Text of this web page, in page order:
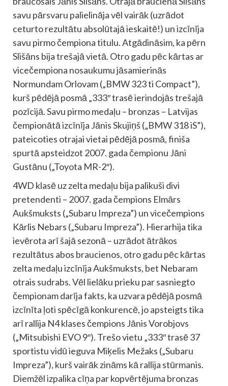
savu pārsvaru palielināja vēl vairāk (uzrādot
ceturto rezultātu absolūtajā ieskaitē!) un izcīnīja
savu pirmo čempiona titulu. Atgādināsim, ka pērn
Slišāns bija trešajā vietā. Otro gadu pēc kārtas ar
vicečempiona nosaukumu jāsamierinās
Normundam Orlovam („BMW 323 ti Compact”),
kurš pēdējā posmā „333″ trasē ierindojās trešajā
pozīcijā. Savu pirmo medaļu – bronzas – Latvijas
čempionātā izcīnīja Jānis Skujiņš („BMW 318 iS”),
pateicoties otrajai vietai pēdējā posmā, finiša
spurtā apsteidzot 2007. gada čempionu Jāni
Gustānu („Toyota MR-2″).
4WD klasē uz zelta medaļu bija palikuši divi
pretendenti – 2007. gada čempions Elmārs
Aukšmuksts („Subaru Impreza”) un vicečempions
Kārlis Nebars („Subaru Impreza”). Hierarhija tika
ievērota arī šajā sezonā – uzrādot ātrākos
rezultātus abos braucienos, otro gadu pēc kārtas
zelta medaļu izcīnīja Aukšmuksts, bet Nebaram
otrais sudrabs. Vēl lielāku prieku par sasniegto
čempionam darīja fakts, ka uzvara pēdējā posmā
izcīnīta ļoti spēcīgā konkurencē, jo apsteigts tika
arī rallija N4 klases čempions Jānis Vorobjovs
(„Mitsubishi EVO 9″). Trešo vietu „333″ trasē 37
sportistu vidū ieguva Miķelis Mežaks („Subaru
Impreza”), kurš vairāk zināms kā rallija stūrmanis.
Diemžēl izpalika cīņa par kopvērtējuma bronzas